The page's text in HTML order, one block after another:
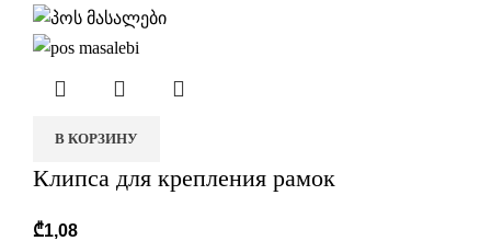
В КОРЗИНУ
Клипса для крепления рамок
₾1,08